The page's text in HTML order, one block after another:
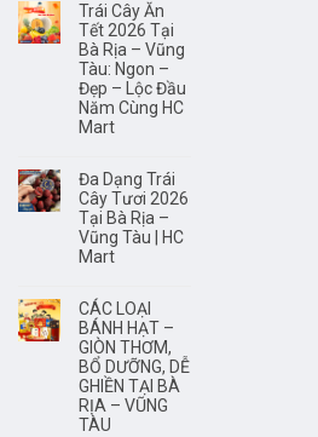
Trái Cây Ăn
Tết 2026 Tại
Bà Rịa – Vũng
Tàu: Ngon –
Đẹp – Lộc Đầu
Năm Cùng HC
Mart
Đa Dạng Trái
Cây Tươi 2026
Tại Bà Rịa –
Vũng Tàu | HC
Mart
CÁC LOẠI
BÁNH HẠT –
GIÒN THƠM,
BỔ DƯỠNG, DỄ
GHIỀN TẠI BÀ
RỊA – VŨNG
TÀU